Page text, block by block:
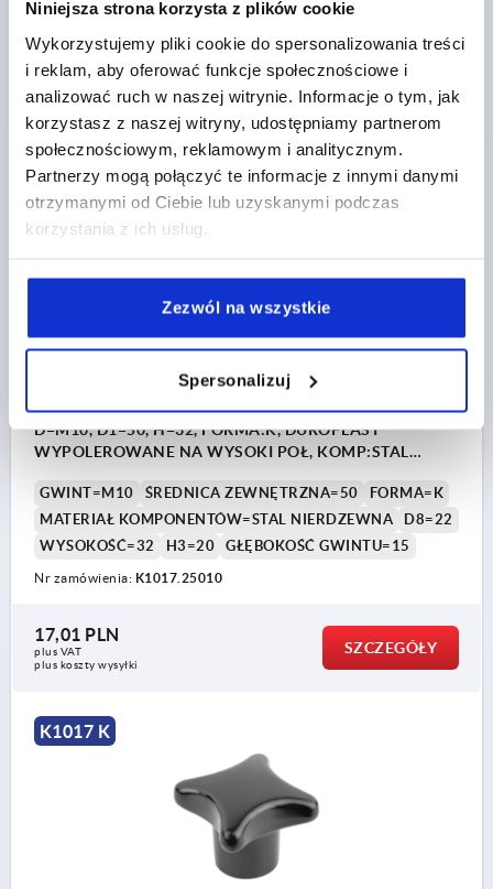
Niniejsza strona korzysta z plików cookie
Wykorzystujemy pliki cookie do spersonalizowania treści
i reklam, aby oferować funkcje społecznościowe i
analizować ruch w naszej witrynie. Informacje o tym, jak
korzystasz z naszej witryny, udostępniamy partnerom
społecznościowym, reklamowym i analitycznym.
Partnerzy mogą połączyć te informacje z innymi danymi
otrzymanymi od Ciebie lub uzyskanymi podczas
korzystania z ich usług.
Zezwól na wszystkie
Spersonalizuj
MATERIAŁ KOMPONENTÓW=STAL NIERDZEWNA
WYSOKOŚĆ=25
H3=13 GŁĘBOKOŚĆ GWINTU=12
Nr zamówienia:K1017.24008
13,93 PLN
plus VAT
plus koszty wysyłki
K1017 K
POKRETLO KRZYZOWE PODOBNY DO DIN6335
D=M10, D1=50, H=32, FORMA:K, DUROPLAST
WYPOLEROWANE NA WYSOKI POŁ, KOMP:STAL
GWINT=M10 ŚREDNICA ZEWNĘTRZNA=50
FORMA=K
MATERIAŁ KOMPONENTÓW=STAL NIERDZEWNA
D8=22
WYSOKOŚĆ=32
H3=20 GŁĘBOKOŚĆ GWINTU=15
Nr zamówienia: K1017.25010
17,01 PLN
plus VAT
plus koszty wysyłki
SZCZEGÓŁY
K1017 K